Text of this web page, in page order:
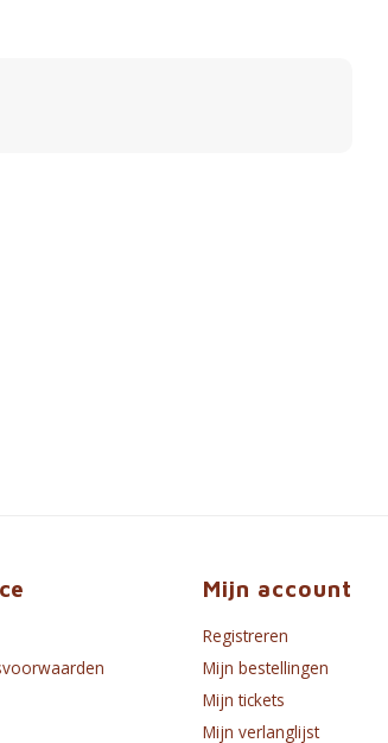
Mijn account
Registreren
Mijn bestellingen
Mijn tickets
Mijn verlanglijst